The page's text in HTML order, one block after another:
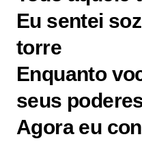
Eu sentei
torre
Enquanto
seus
Agora eu